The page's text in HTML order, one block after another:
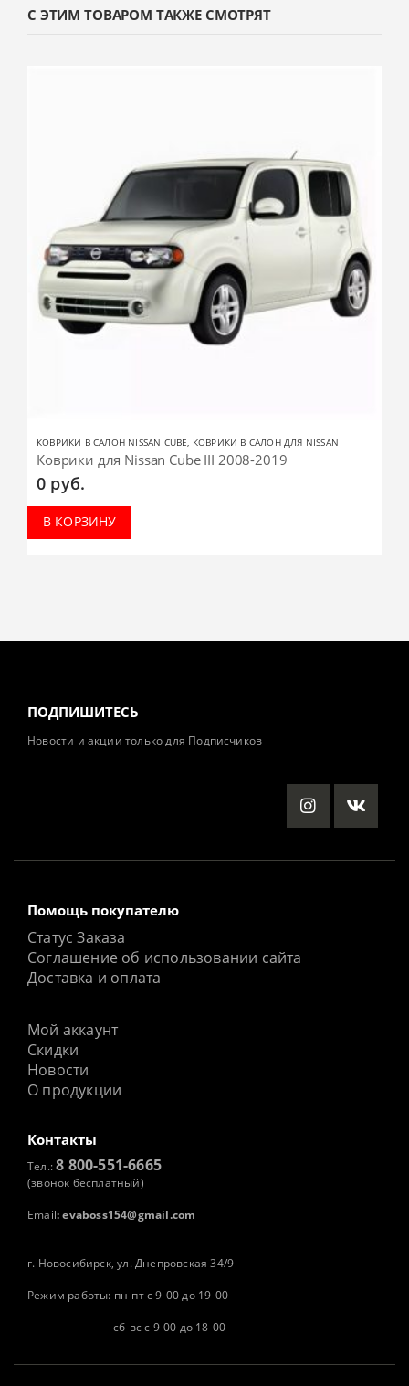
С ЭТИМ ТОВАРОМ ТАКЖЕ СМОТРЯТ
КОВРИКИ В САЛОН NISSAN CUBE, КОВРИКИ В САЛОН ДЛЯ NISSAN
Коврики для Nissan Cube III 2008-2019
0 руб.
В КОРЗИНУ
ПОДПИШИТЕСЬ
Новости и акции только для Подписчиков
Помощь покупателю
Статус Заказа
Соглашение об использовании сайта
Доставка и оплата
Мой аккаунт
Скидки
Новости
О продукции
Контакты
Тел.:8 800-551-6665
(звонок бесплатный)
Email: evaboss154@gmail.com
г. Новосибирск, ул. Днепровская 34/9
Режим работы: пн-пт с 9-00 до 19-00
сб-вс с 9-00 до 18-00